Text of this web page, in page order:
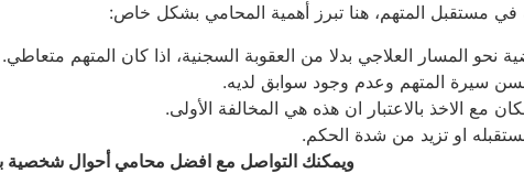
مستقبل المتهم، هنا تبرز أهمية المحامي بشكل خاص:
المسار العلاجي بدلا من العقوبة السجنية، اذا كان المتهم متعاطي.
سيرة المتهم وعدم وجود سوابق لديه.
مع الاخذ بالاعتبار ان هذه هي المخالفة الأولى.
او تزيد من شدة الحكم.
ويمكنك التواصل مع افضل محامي أحوال شخصية